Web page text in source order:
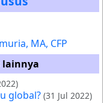
MA, CFP
lainnya
global? (31 Jul 2022)